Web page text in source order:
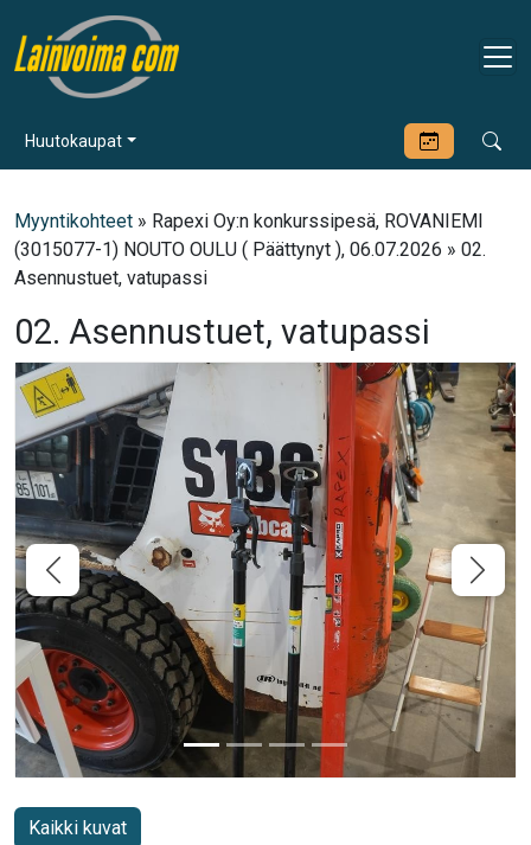
Huutokaupat
Myyntikohteet » Rapexi Oy:n konkurssipesä, ROVANIEMI
(3015077-1) NOUTO OULU ( Päättynyt ), 06.07.2026 » 02.
Asennustuet, vatupassi
02. Asennustuet, vatupassi
Kaikki kuvat